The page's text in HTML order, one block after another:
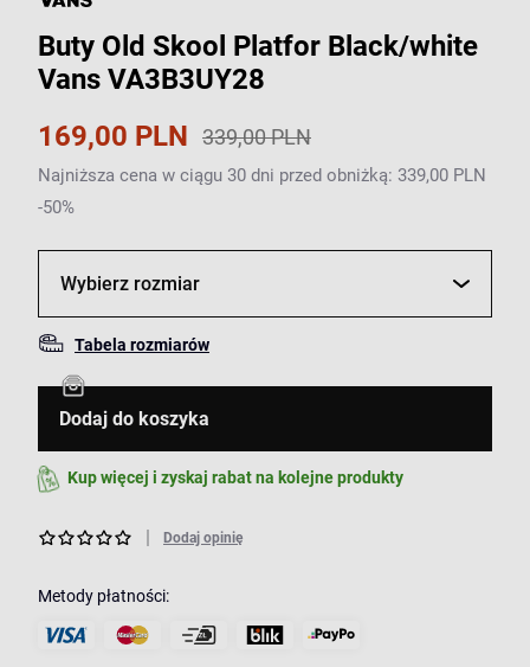
Buty Old Skool Platfor Black/white
Vans VA3B3UY28
169,00 PLN
339,00 PLN
Najniższa cena w ciągu 30 dni przed obniżką: 339,00 PLN
-50%
Wybierz rozmiar
Tabela rozmiarów
Dodaj do koszyka
Kup więcej i zyskaj rabat na kolejne produkty
Dodaj opinię
Metody płatności: